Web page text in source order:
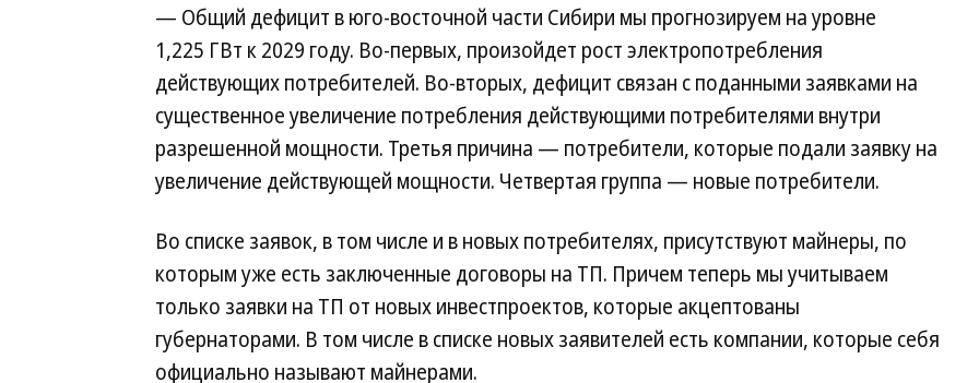
— Общий дефицит в юго-восточной части Сибири мы прогнозируем на уровне
1,225 ГВт к 2029 году. Во-первых, произойдет рост электропотребления
действующих потребителей. Во-вторых, дефицит связан с поданными заявками на
существенное увеличение потребления действующими потребителями внутри
разрешенной мощности. Третья причина — потребители, которые подали заявку на
увеличение действующей мощности. Четвертая группа — новые потребители.
Во списке заявок, в том числе и в новых потребителях, присутствуют майнеры, по
которым уже есть заключенные договоры на ТП. Причем теперь мы учитываем
только заявки на ТП от новых инвестпроектов, которые акцептованы
губернаторами. В том числе в списке новых заявителей есть компании, которые себя
официально называют майнерами.